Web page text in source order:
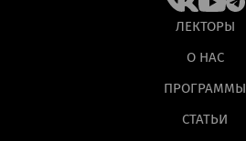
ЛЕКТОРЫ
О НАС
ПРОГРАММЫ
СТАТЬИ